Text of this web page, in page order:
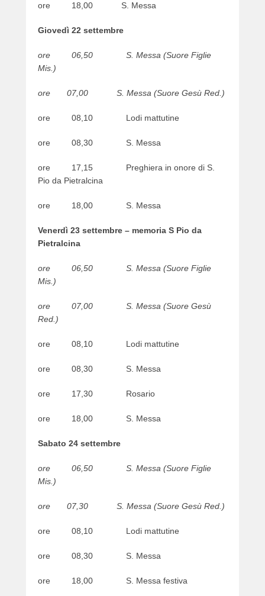
ore 18,00 S. Messa
Giovedì 22 settembre
ore 06,50 S. Messa (Suore Figlie
Mis.)
ore 07,00 S. Messa (Suore Gesù Red.)
ore 08,10 Lodi mattutine
ore 08,30 S. Messa
ore 17,15 Preghiera in onore di S.
Pio da Pietralcina
ore 18,00 S. Messa
Venerdì 23 settembre – memoria S Pio da
Pietralcina
ore 06,50 S. Messa (Suore Figlie
Mis.)
ore 07,00 S. Messa (Suore Gesù
Red.)
ore 08,10 Lodi mattutine
ore 08,30 S. Messa
ore 17,30 Rosario
ore 18,00 S. Messa
Sabato 24 settembre
ore 06,50 S. Messa (Suore Figlie
Mis.)
ore 07,30 S. Messa (Suore Gesù Red.)
ore 08,10 Lodi mattutine
ore 08,30 S. Messa
ore 18,00 S. Messa festiva